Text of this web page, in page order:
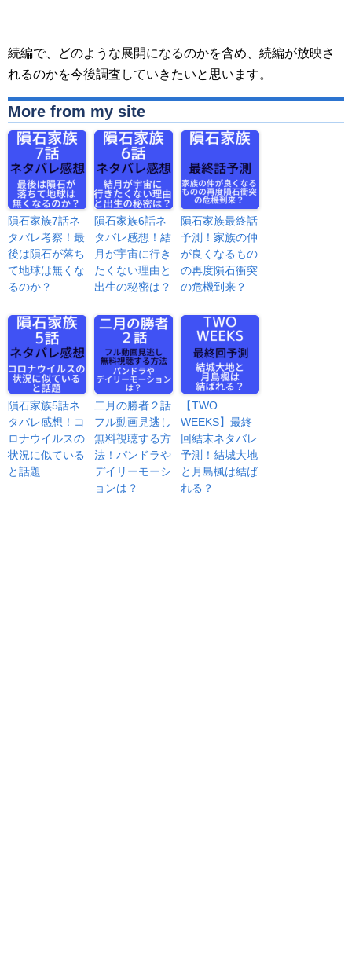
続編で、どのような展開になるのかを含め、続編が放映さ
れるのかを今後調査していきたいと思います。
More from my site
隕石家族7話ネ
タバレ考察！最
後は隕石が落ち
て地球は無くな
るのか？
隕石家族6話ネ
タバレ感想！結
月が宇宙に行き
たくない理由と
出生の秘密は？
隕石家族最終話
予測！家族の仲
が良くなるもの
の再度隕石衝突
の危機到来？
隕石家族5話ネ
タバレ感想！コ
ロナウイルスの
状況に似ている
と話題
二月の勝者２話
フル動画見逃し
無料視聴する方
法！パンドラや
デイリーモーシ
ョンは？
【TWO
WEEKS】最終
回結末ネタバレ
予測！結城大地
と月島楓は結ば
れる？